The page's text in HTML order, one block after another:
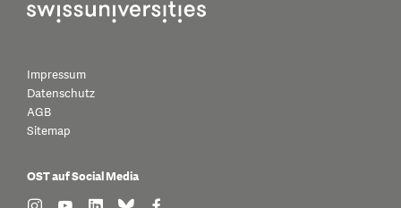
Impressum
Datenschutz
AGB
Sitemap
OST auf Social Media